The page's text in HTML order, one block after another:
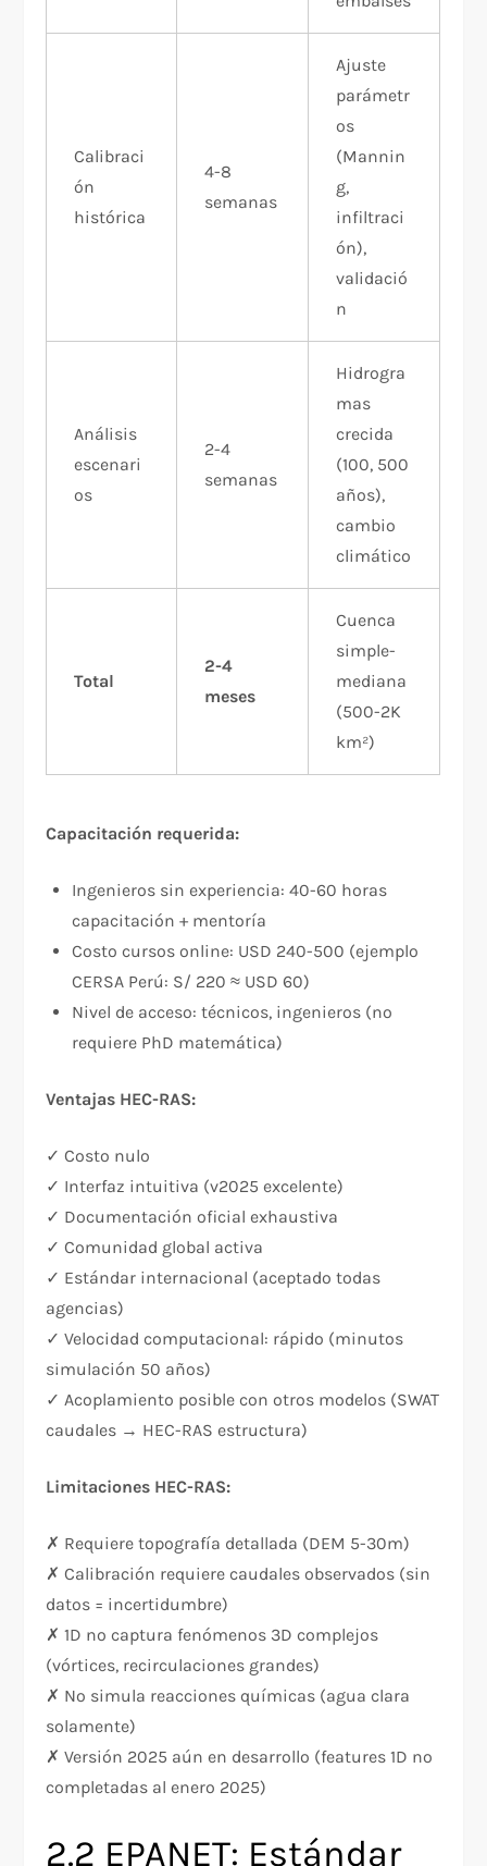
Calibraci
ón
histórica
4-8
semanas
Ajuste
parámetr
os
(Mannin
g,
infiltraci
ón),
validació
n
Análisis
escenari
os
2-4
semanas
Hidrogra
mas
crecida
(100, 500
años),
cambio
climático
Total
2-4
meses
Cuenca
simple-
mediana
(500-2K
km²)
Capacitación requerida:
Ingenieros sin experiencia: 40-60 horas
capacitación + mentoría
Costo cursos online: USD 240-500 (ejemplo
CERSA Perú: S/ 220 ≈ USD 60)
Nivel de acceso: técnicos, ingenieros (no
requiere PhD matemática)
Ventajas HEC-RAS:
✓ Costo nulo
✓ Interfaz intuitiva (v2025 excelente)
✓ Documentación oficial exhaustiva
✓ Comunidad global activa
✓ Estándar internacional (aceptado todas
agencias)
✓ Velocidad computacional: rápido (minutos
simulación 50 años)
✓ Acoplamiento posible con otros modelos (SWAT
caudales → HEC-RAS estructura)
Limitaciones HEC-RAS:
✗ Requiere topografía detallada (DEM 5-30m)
✗ Calibración requiere caudales observados (sin
datos = incertidumbre)
✗ 1D no captura fenómenos 3D complejos
(vórtices, recirculaciones grandes)
✗ No simula reacciones químicas (agua clara
solamente)
✗ Versión 2025 aún en desarrollo (features 1D no
completadas al enero 2025)
2.2 EPANET: Estándar